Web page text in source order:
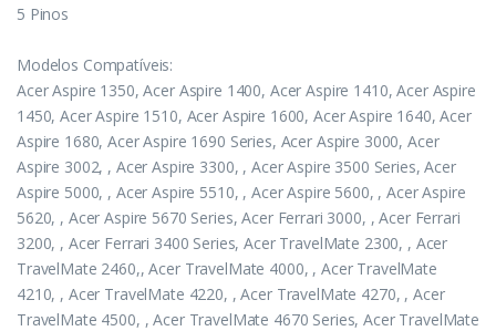
5 Pinos
Modelos Compatíveis:
Acer Aspire 1350, Acer Aspire 1400, Acer Aspire 1410, Acer Aspire
1450, Acer Aspire 1510, Acer Aspire 1600, Acer Aspire 1640, Acer
Aspire 1680, Acer Aspire 1690 Series, Acer Aspire 3000, Acer
Aspire 3002, , Acer Aspire 3300, , Acer Aspire 3500 Series, Acer
Aspire 5000, , Acer Aspire 5510, , Acer Aspire 5600, , Acer Aspire
5620, , Acer Aspire 5670 Series, Acer Ferrari 3000, , Acer Ferrari
3200, , Acer Ferrari 3400 Series, Acer TravelMate 2300, , Acer
TravelMate 2460,, Acer TravelMate 4000, , Acer TravelMate
4210, , Acer TravelMate 4220, , Acer TravelMate 4270, , Acer
TravelMate 4500, , Acer TravelMate 4670 Series, Acer TravelMate